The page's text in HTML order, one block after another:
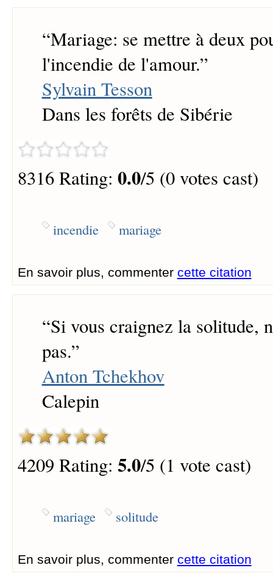
“Mariage: se mettre à deux
l'incendie de l'amour.”
Sylvain Tesson
Dans les forêts de Sibérie
8316 Rating: 0.0/5 (0 votes cast)
incendie mariage
En savoir plus, commenter cette citation
“Si vous craignez la solitude,
pas.”
Anton Tchekhov
Calepin
4209 Rating: 5.0/5 (1 vote cast)
mariage solitude
En savoir plus, commenter cette citation